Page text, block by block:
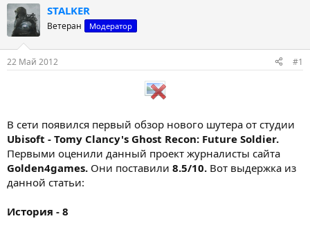
т
о
р
т
е
м
т
н
а
STALKER
Ветеран Модератор
22 Май 2012 #1
В сети появился первый обзор нового шутера от студии
Ubisoft - Tomy Clancy's Ghost Recon: Future Soldier.
Первыми оценили данный проект журналисты сайта
Golden4games. Они поставили 8.5/10. Вот выдержка из
данной статьи:
История - 8